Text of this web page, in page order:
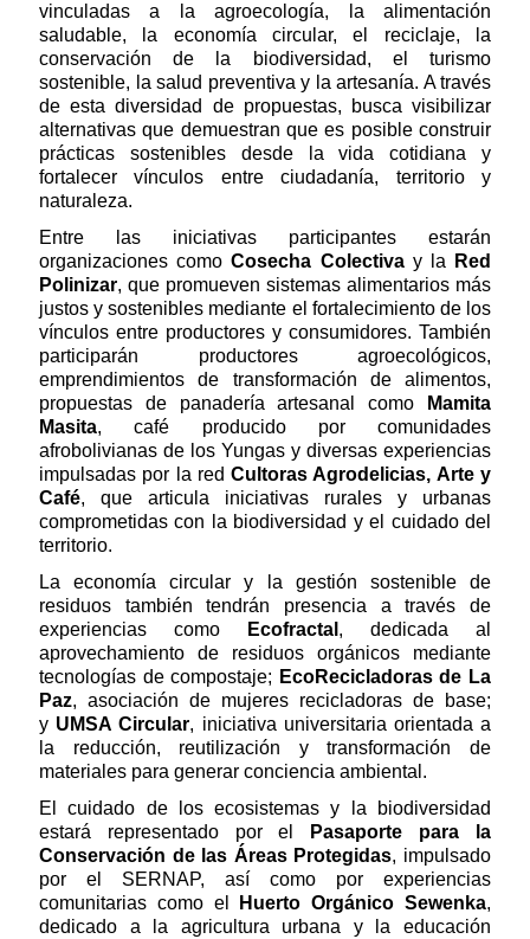
vinculadas a la agroecología, la alimentación
saludable, la economía circular, el reciclaje, la
conservación de la biodiversidad, el turismo
sostenible, la salud preventiva y la artesanía. A través
de esta diversidad de propuestas, busca visibilizar
alternativas que demuestran que es posible construir
prácticas sostenibles desde la vida cotidiana y
fortalecer vínculos entre ciudadanía, territorio y
naturaleza.
Entre las iniciativas participantes estarán
organizaciones comoCosecha Colectivay la
Red
Polinizar, que promueven sistemas alimentarios más
justos y sostenibles mediante el fortalecimiento de los
vínculos entre productores y consumidores. También
participarán productores agroecológicos,
emprendimientos de transformación de alimentos,
propuestas de panadería artesanal como
Mamita
Masita, café producido por comunidades
afrobolivianas de los Yungas y diversas experiencias
impulsadas por la redCultoras Agrodelicias, Arte y
Café, que articula iniciativas rurales y urbanas
comprometidas con la biodiversidad y el cuidado del
territorio.
La economía circular y la gestión sostenible de
residuos también tendrán presencia a través de
experiencias como
Ecofractal , dedicada al
aprovechamiento de residuos orgánicos mediante
tecnologías de compostaje; EcoRecicladoras de La
Paz, asociación de mujeres recicladoras de base;
y UMSA Circular, iniciativa universitaria orientada a
la reducción, reutilización y transformación de
materiales para generar conciencia ambiental.
El cuidado de los ecosistemas y la biodiversidad
estará representado por el
Pasaporte para la
Conservación de las Áreas Protegidas, impulsado
por el SERNAP, así como por experiencias
comunitarias como el
Huerto Orgánico Sewenka,
dedicado a la agricultura urbana y la educación